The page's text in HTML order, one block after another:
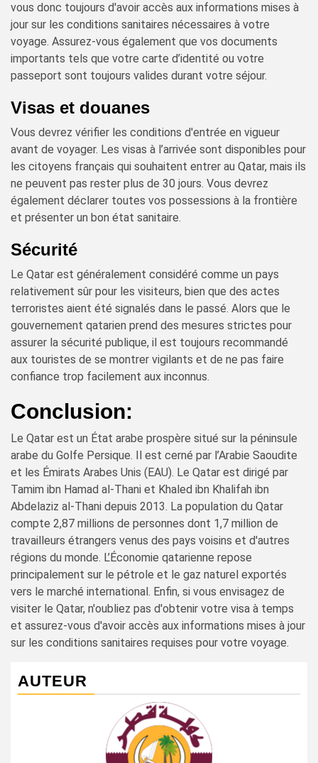
vous donc toujours d'avoir accès aux informations mises à
jour sur les conditions sanitaires nécessaires à votre
voyage. Assurez-vous également que vos documents
importants tels que votre carte d’identité ou votre
passeport sont toujours valides durant votre séjour.
Visas et douanes
Vous devrez vérifier les conditions d'entrée en vigueur
avant de voyager. Les visas à l’arrivée sont disponibles pour
les citoyens français qui souhaitent entrer au Qatar, mais ils
ne peuvent pas rester plus de 30 jours. Vous devrez
également déclarer toutes vos possessions à la frontière
et présenter un bon état sanitaire.
Sécurité
Le Qatar est généralement considéré comme un pays
relativement sûr pour les visiteurs, bien que des actes
terroristes aient été signalés dans le passé. Alors que le
gouvernement qatarien prend des mesures strictes pour
assurer la sécurité publique, il est toujours recommandé
aux touristes de se montrer vigilants et de ne pas faire
confiance trop facilement aux inconnus.
Conclusion:
Le Qatar est un État arabe prospère situé sur la péninsule
arabe du Golfe Persique. Il est cerné par l’Arabie Saoudite
et les Émirats Arabes Unis (EAU). Le Qatar est dirigé par
Tamim ibn Hamad al-Thani et Khaled ibn Khalifah ibn
Abdelaziz al-Thani depuis 2013. La population du Qatar
compte 2,87 millions de personnes dont 1,7 million de
travailleurs étrangers venus des pays voisins et d'autres
régions du monde. L’Économie qatarienne repose
principalement sur le pétrole et le gaz naturel exportés
vers le marché international. Enfin, si vous envisagez de
visiter le Qatar, n'oubliez pas d'obtenir votre visa à temps
et assurez-vous d'avoir accès aux informations mises à jour
sur les conditions sanitaires requises pour votre voyage.
AUTEUR